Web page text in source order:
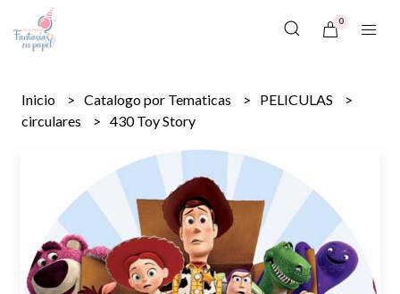
0
Inicio Catalogo por Tematicas
PELICULAS
circulares
430 Toy Story